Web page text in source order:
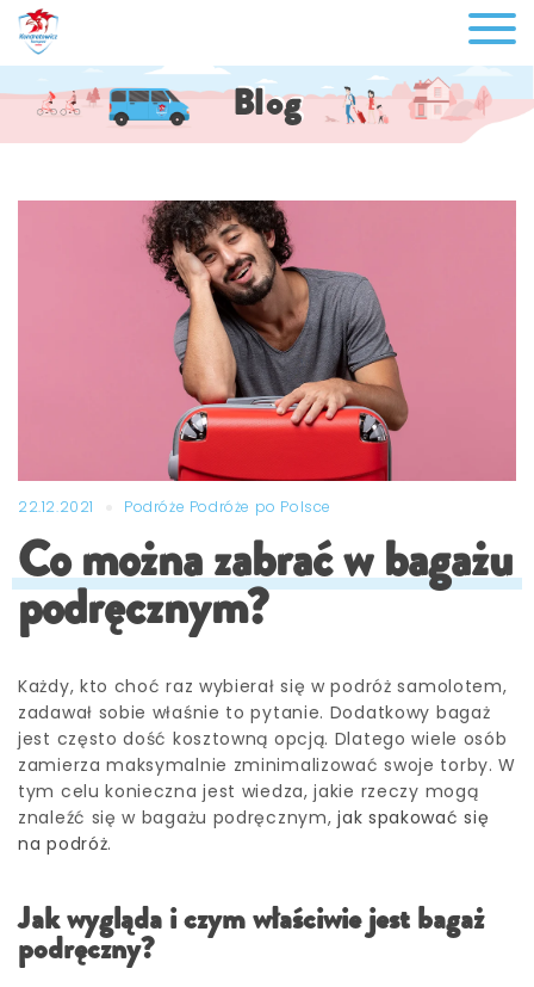
Blog
22.12.2021 Podróże Podróże po Polsce
Co można zabrać w bagażu
podręcznym?
Każdy, kto choć raz wybierał się w podróż samolotem,
zadawał sobie właśnie to pytanie. Dodatkowy bagaż
jest często dość kosztowną opcją. Dlatego wiele osób
zamierza maksymalnie zminimalizować swoje torby. W
tym celu konieczna jest wiedza, jakie rzeczy mogą
znaleźć się w bagażu podręcznym,jak spakować się
na podróż.
Jak wygląda i czym właściwie jest bagaż
podręczny?